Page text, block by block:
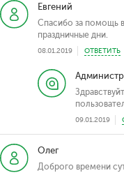
Евгений
Спасибо за помощь
праздничные дни.
08.01.2019 ОТВЕТИТЬ
09.01.2019
Олег
Доброго времени